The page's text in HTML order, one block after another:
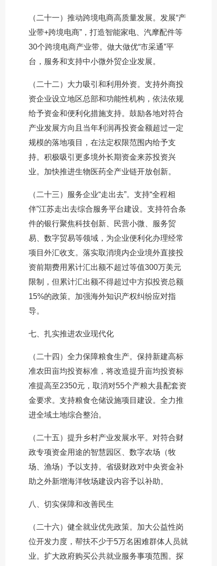
（二十一）推动跨境电商高质量发展。发展“产
业带+跨境电商”，打造智能家电、汽摩配件等
30个跨境电商产业带。做大做优“市采通”平
台，服务和支持中小微外贸企业发展。
（二十二）大力吸引和利用外资。支持外商投
资企业设立地区总部和功能性机构，依法依规
给予资金和便利化措施支持。鼓励各地对符合
产业发展方向且当年利润再投资金额超过一定
规模的落地项目，在法定权限范围内给予支
持。积极吸引更多境外长期资金来苏投资兴
业。加快推进生物医药全产业链开放创新。
（二十三）服务企业“走出去”。支持“全程相
伴”江苏走出去综合服务平台建设。支持符合条
件的银行聚焦科技创新、民营小微、服务贸
易、数字贸易等领域，为企业便利化办理经常
项目外汇收支。落实取消境内企业境外直接投
资前期费用累计汇出额不超过等值300万美元
限制，但累计汇出额不得超过中方拟投资总额
15%的政策。加强海外知识产权纠纷应对指
导。
七、扎实推进农业现代化
（二十四）全力保障粮食生产。保持新建高标
准农田亩均投资标准，将改造提升亩均投资标
准提高至2350元，取消对55个产粮大县配套资
金要求。支持粮食仓储设施项目建设。全力推
进全域土地综合整治。
（二十五）提升乡村产业发展水平。对符合财
政专项资金用途的智慧园区、数字农场（牧
场、渔场）予以支持。省级财政对中央资金补
助之外新增海洋牧场建设内容予以补助。
八、切实保障和改善民生
（二十六）健全就业优先政策。加大公益性岗
位开发力度，帮扶不少于5万名困难群体人员就
业。扩大政府购买公共就业服务事项范围。探